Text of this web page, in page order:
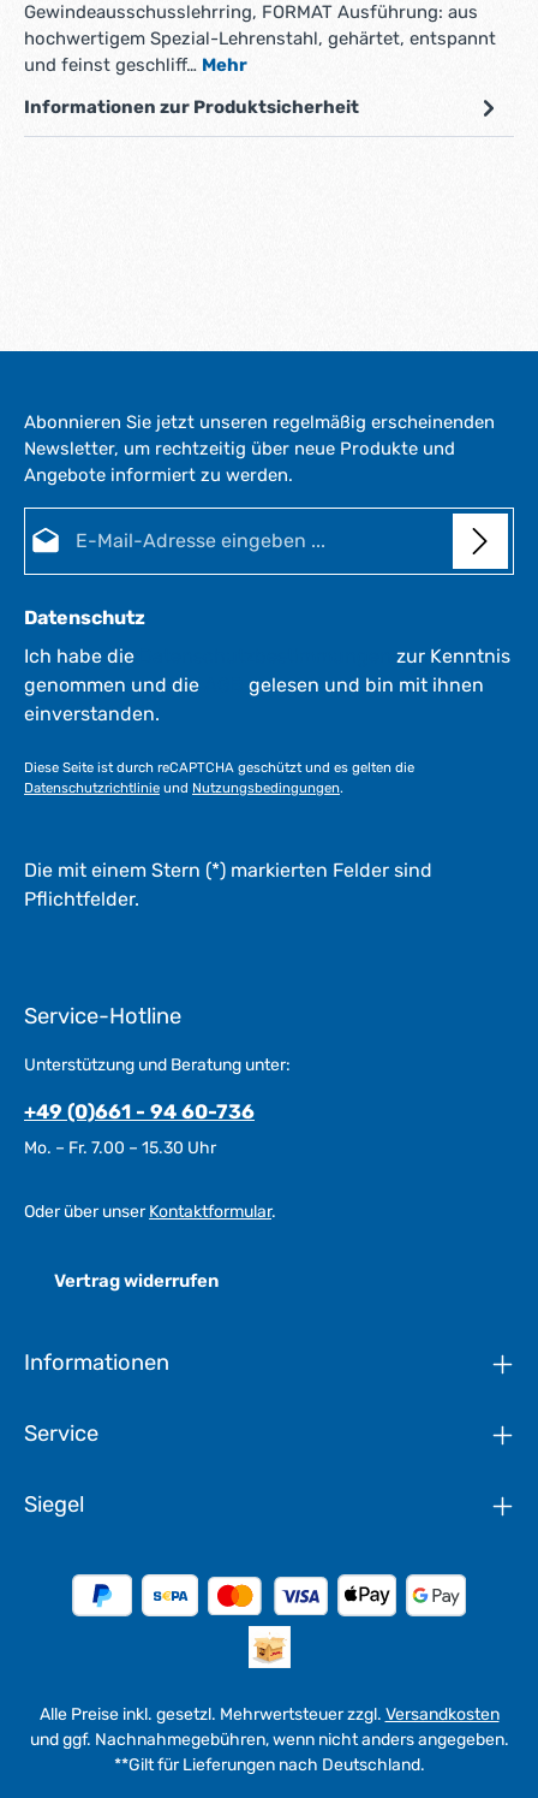
Gewindeausschusslehrring, FORMAT Ausführung: aus
hochwertigem Spezial-Lehrenstahl, gehärtet, entspannt
und feinst geschliff… Mehr
Informationen zur Produktsicherheit
Abonnieren Sie jetzt unseren regelmäßig erscheinenden
Newsletter, um rechtzeitig über neue Produkte und
Angebote informiert zu werden.
Datenschutz
Ich habe die
zur Kenntnis
genommen und die
gelesen und bin mit ihnen
einverstanden.
Diese Seite ist durch reCAPTCHA geschützt und es gelten die
Datenschutzrichtlinie und Nutzungsbedingungen.
Die mit einem Stern (*) markierten Felder sind
Pflichtfelder.
Service-Hotline
Unterstützung und Beratung unter:
+49 (0)661 - 94 60-736
Mo. – Fr. 7.00 – 15.30 Uhr
Oder über unserKontaktformular.
Vertrag widerrufen
Informationen
Service
Siegel
Alle Preise inkl. gesetzl. Mehrwertsteuer zzgl. Versandkosten
und ggf. Nachnahmegebühren, wenn nicht anders angegeben.
**Gilt für Lieferungen nach Deutschland.